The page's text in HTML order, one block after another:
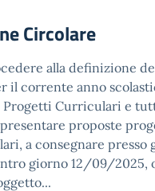
Circolare
alla definizione
il corrente anno
Curriculari e
proposte
a consegnare presso
giorno 12/09/2025,